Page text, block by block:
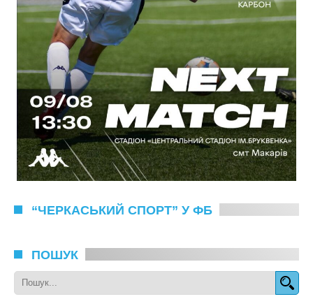
“ЧЕРКАСЬКИЙ СПОРТ” У ФБ
ПОШУК